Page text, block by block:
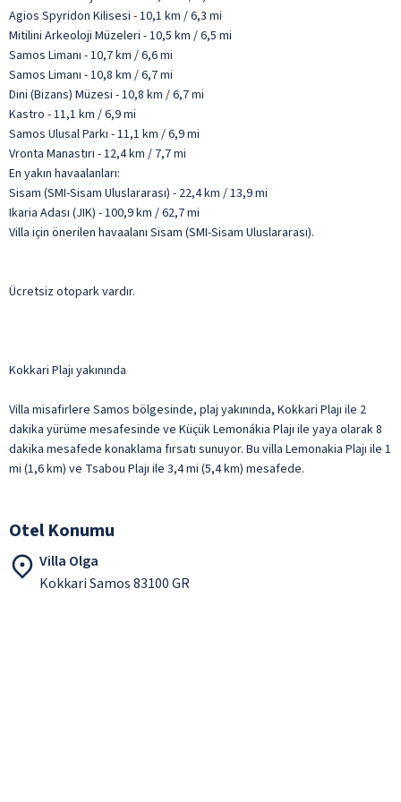
Agios Spyridon Kilisesi - 10,1 km / 6,3 mi
Mitilini Arkeoloji Müzeleri - 10,5 km / 6,5 mi
Samos Limanı - 10,7 km / 6,6 mi
Samos Limanı - 10,8 km / 6,7 mi
Dini (Bizans) Müzesi - 10,8 km / 6,7 mi
Kastro - 11,1 km / 6,9 mi
Samos Ulusal Parkı - 11,1 km / 6,9 mi
Vronta Manastırı - 12,4 km / 7,7 mi
En yakın havaalanları:
Sisam (SMI-Sisam Uluslararası) - 22,4 km / 13,9 mi
Ikaria Adası (JIK) - 100,9 km / 62,7 mi
Villa için önerilen havaalanı Sisam (SMI-Sisam Uluslararası).
Ücretsiz otopark vardır.
Kokkari Plajı yakınında
Villa misafirlere Samos bölgesinde, plaj yakınında, Kokkari Plajı ile 2
dakika yürüme mesafesinde ve Küçük Lemonákia Plajı ile yaya olarak 8
dakika mesafede konaklama fırsatı sunuyor. Bu villa Lemonakia Plajı ile 1
mi (1,6 km) ve Tsabou Plajı ile 3,4 mi (5,4 km) mesafede.
Otel Konumu
Villa Olga
Kokkari Samos 83100 GR